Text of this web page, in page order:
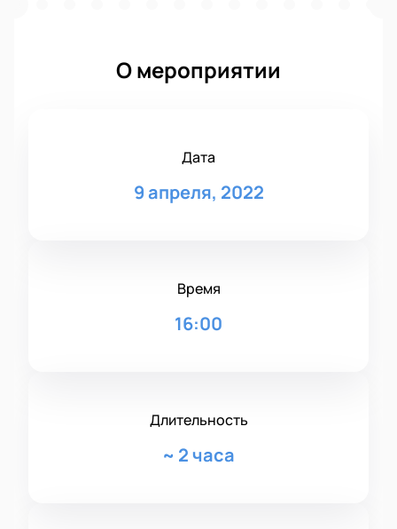
О мероприятии
Дата
9 апреля, 2022
Время
16:00
Длительность
~ 2 часа